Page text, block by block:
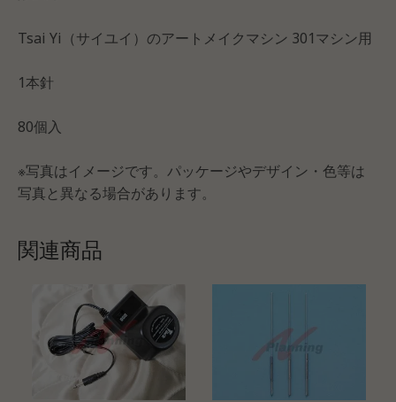
Tsai Yi（サイユイ）のアートメイクマシン 301マシン用
1本針
80個入
※写真はイメージです。パッケージやデザイン・色等は
写真と異なる場合があります。
関連商品